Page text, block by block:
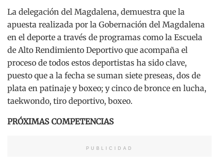
La delegación del Magdalena, demuestra que la
apuesta realizada por la Gobernación del Magdalena
en el deporte a través de programas como la Escuela
de Alto Rendimiento Deportivo que acompaña el
proceso de todos estos deportistas ha sido clave,
puesto que a la fecha se suman siete preseas, dos de
plata en patinaje y boxeo; y cinco de bronce en lucha,
taekwondo, tiro deportivo, boxeo.
PRÓXIMAS COMPETENCIAS
PUBLICIDAD